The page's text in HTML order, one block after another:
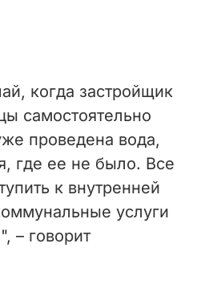
когда застройщик
самостоятельно
проведена вода,
где ее не было. Все
к внутренней
услуги
– говорит